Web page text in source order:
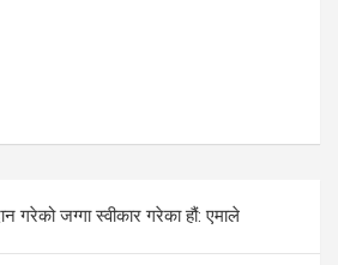
गरेको जग्गा स्वीकार गरेका हौं: एमाले